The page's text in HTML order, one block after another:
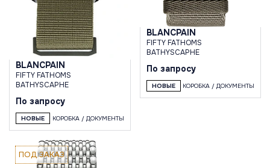
BLANCPAIN
FIFTY FATHOMS
BATHYSCAPHE
По запросу
НОВЫЕ КОРОБКА / ДОКУМЕНТЫ
BLANCPAIN
FIFTY FATHOMS
BATHYSCAPHE
По запросу
НОВЫЕ КОРОБКА / ДОКУМЕНТЫ
ПОД ЗАКАЗ